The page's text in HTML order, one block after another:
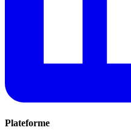
Plateforme